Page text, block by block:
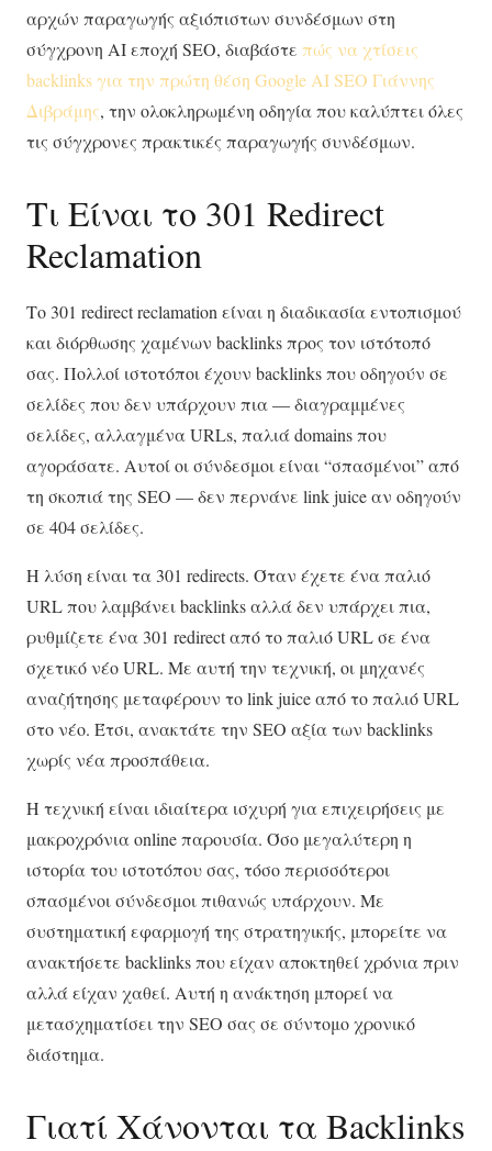
αρχών παραγωγής αξιόπιστων συνδέσμων στη
σύγχρονη AI εποχή SEO, διαβάστε πώς να χτίσεις
backlinks για την πρώτη θέση Google AI SEO Γιάννης
Διβράμης, την ολοκληρωμένη οδηγία που καλύπτει όλες
τις σύγχρονες πρακτικές παραγωγής συνδέσμων.
Τι Είναι το 301 Redirect
Reclamation
Το 301 redirect reclamation είναι η διαδικασία εντοπισμού
και διόρθωσης χαμένων backlinks προς τον ιστότοπό
σας. Πολλοί ιστοτόποι έχουν backlinks που οδηγούν σε
σελίδες που δεν υπάρχουν πια — διαγραμμένες
σελίδες, αλλαγμένα URLs, παλιά domains που
αγοράσατε. Αυτοί οι σύνδεσμοι είναι “σπασμένοι” από
τη σκοπιά της SEO — δεν περνάνε link juice αν οδηγούν
σε 404 σελίδες.
Η λύση είναι τα 301 redirects. Όταν έχετε ένα παλιό
URL που λαμβάνει backlinks αλλά δεν υπάρχει πια,
ρυθμίζετε ένα 301 redirect από το παλιό URL σε ένα
σχετικό νέο URL. Με αυτή την τεχνική, οι μηχανές
αναζήτησης μεταφέρουν το link juice από το παλιό URL
στο νέο. Έτσι, ανακτάτε την SEO αξία των backlinks
χωρίς νέα προσπάθεια.
Η τεχνική είναι ιδιαίτερα ισχυρή για επιχειρήσεις με
μακροχρόνια online παρουσία. Όσο μεγαλύτερη η
ιστορία του ιστοτόπου σας, τόσο περισσότεροι
σπασμένοι σύνδεσμοι πιθανώς υπάρχουν. Με
συστηματική εφαρμογή της στρατηγικής, μπορείτε να
ανακτήσετε backlinks που είχαν αποκτηθεί χρόνια πριν
αλλά είχαν χαθεί. Αυτή η ανάκτηση μπορεί να
μετασχηματίσει την SEO σας σε σύντομο χρονικό
διάστημα.
Γιατί Χάνονται τα Backlinks